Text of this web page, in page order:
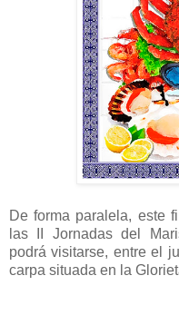
De forma paralela, este
las II Jornadas del
podrá visitarse, entre el
carpa situada en la